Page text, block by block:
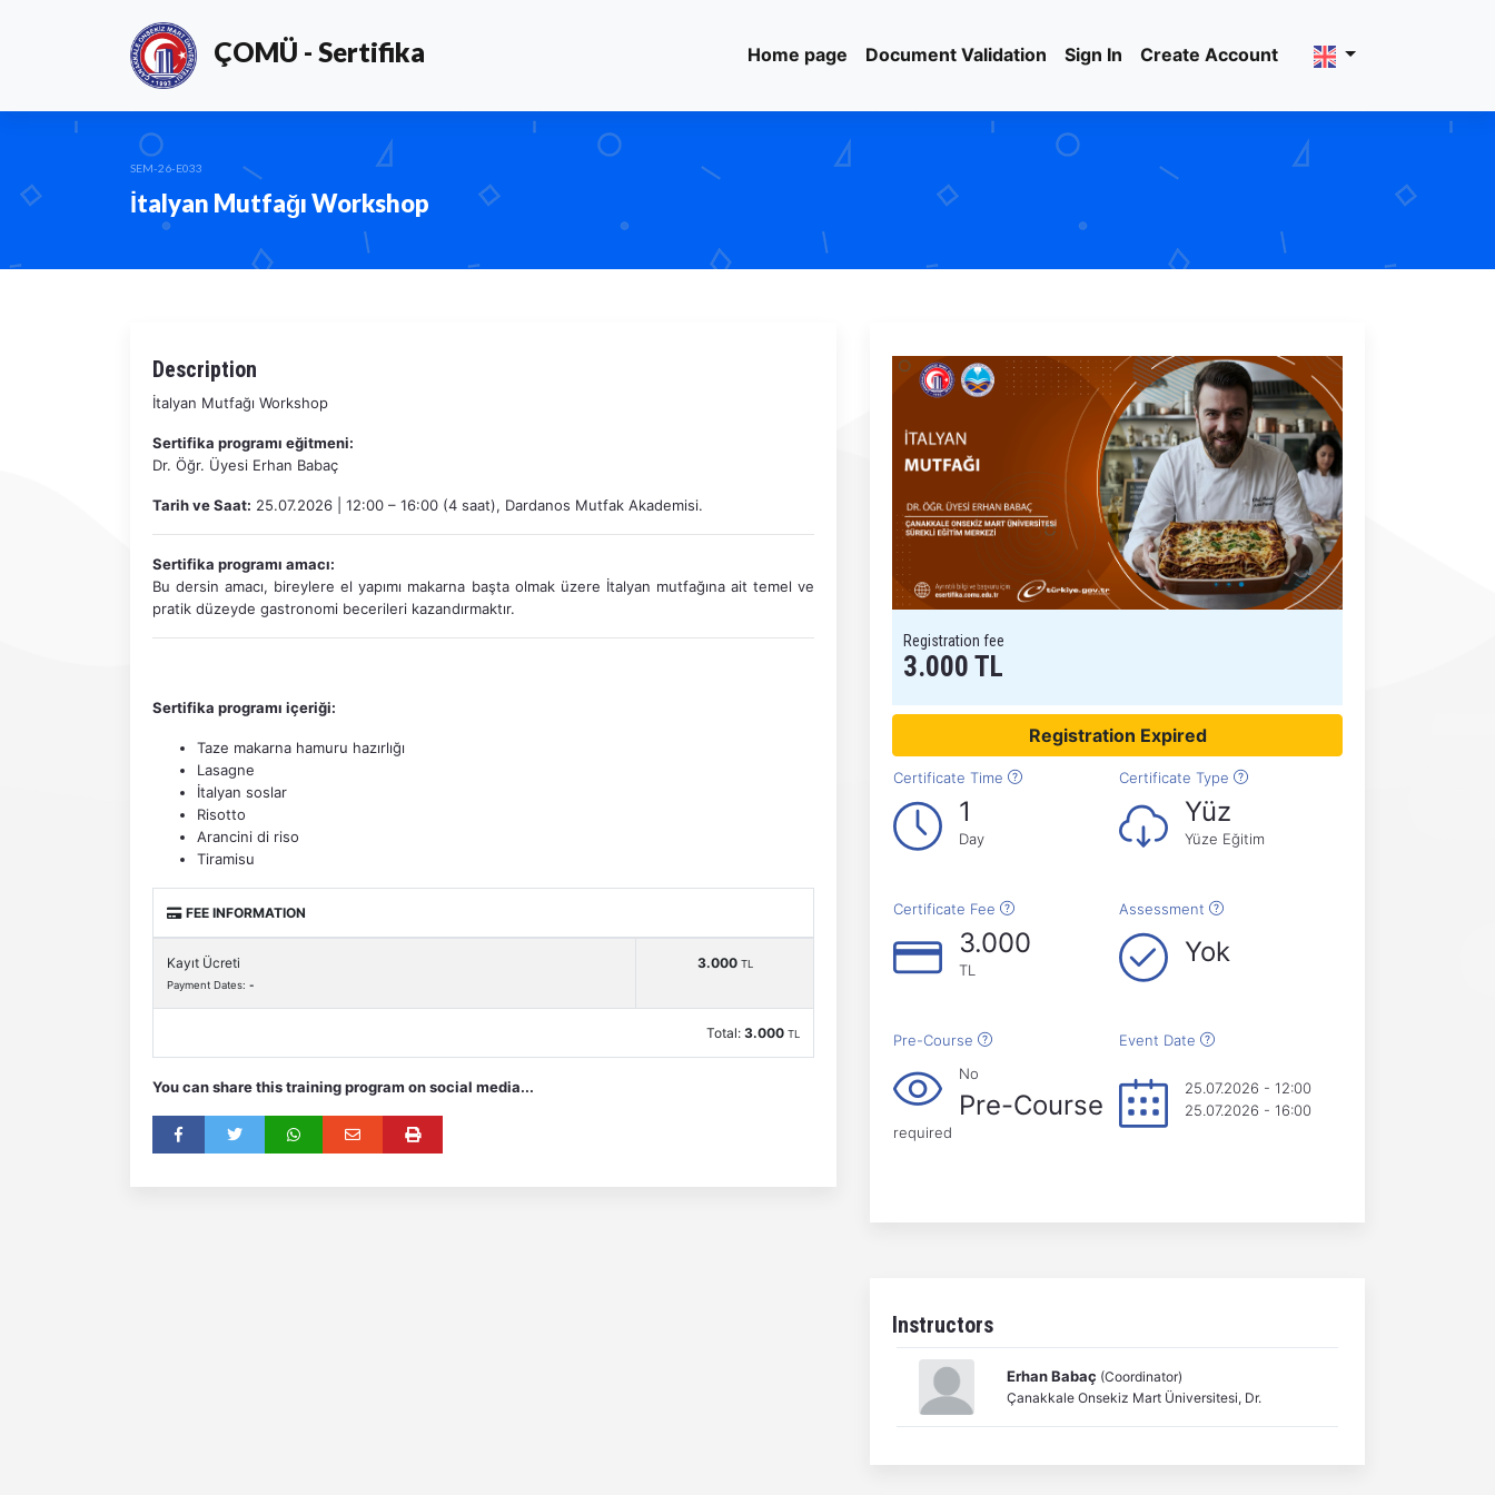
ÇOMÜ - Sertifika Home page Document Validation Sign In Create Account
SEM-26-E033
İtalyan Mutfağı Workshop
Description
İtalyan Mutfağı Workshop
Sertifika programı eğitmeni:
Dr. Öğr. Üyesi Erhan Babaç
Tarih ve Saat: 25.07.2026 | 12:00 – 16:00 (4 saat), Dardanos Mutfak Akademisi.
Sertifika programı amacı:
Bu dersin amacı, bireylere el yapımı makarna başta olmak üzere İtalyan mutfağına ait temel ve
pratik düzeyde gastronomi becerileri kazandırmaktır.
Sertifika programı içeriği:
Taze makarna hamuru hazırlığı
Lasagne
İtalyan soslar
Risotto
Arancini di riso
Tiramisu
FEE INFORMATION
Kayıt Ücreti
Payment Dates: -
3.000 TL
Total: 3.000 TL
You can share this training program on social media...
Registration fee
3.000 TL
Registration Expired
Certificate Time Certificate Type
1
Day
Yüz
Yüze Eğitim
Certificate Fee Assessment
3.000
TL
Yok
Pre-Course
Event Date
No
Pre-Course
required
25.07.2026 - 12:00
25.07.2026 - 16:00
Instructors
Erhan Babaç (Coordinator)
Çanakkale Onsekiz Mart Üniversitesi, Dr.